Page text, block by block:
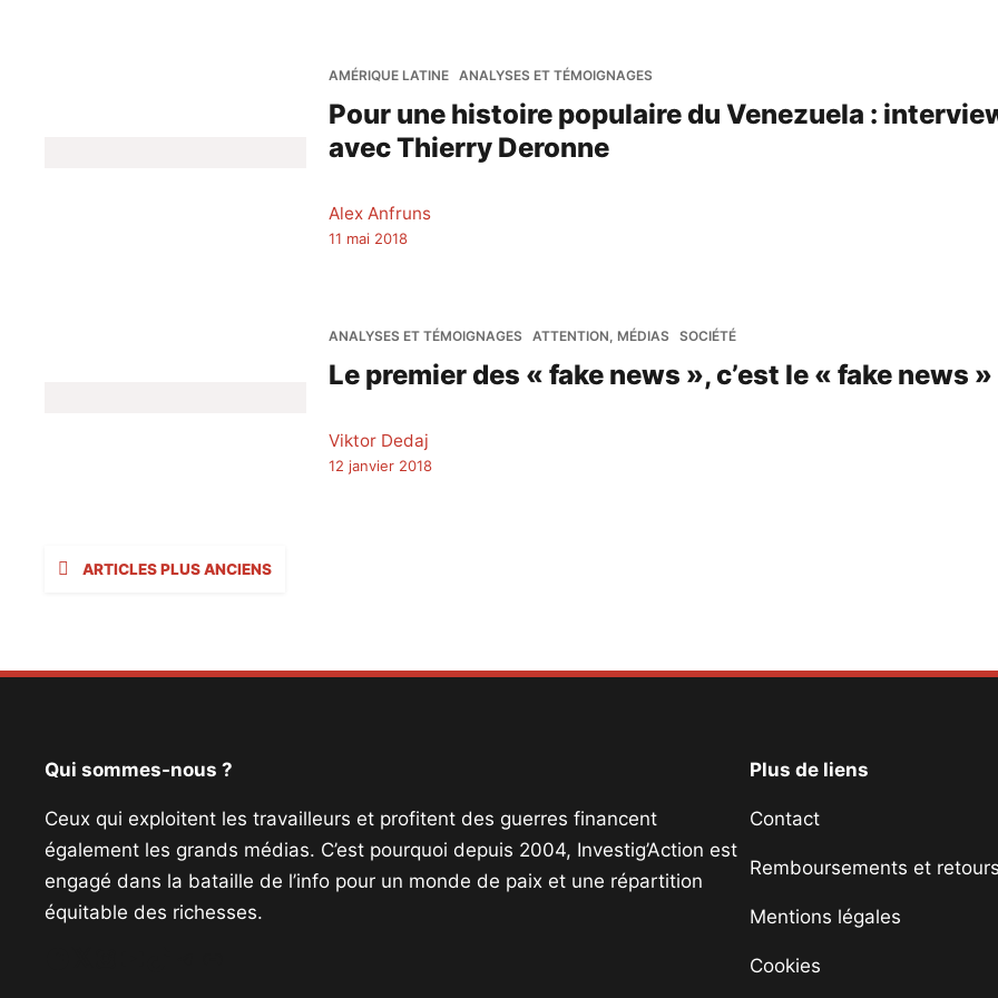
AMÉRIQUE LATINE ANALYSES ET TÉMOIGNAGES
Pour une histoire populaire du Venezuela :
avec Thierry Deronne
Alex Anfruns
11 mai 2018
ANALYSES ET TÉMOIGNAGES ATTENTION, MÉDIAS SOCIÉTÉ
Le premier des « fake news », c’est le « fake news »
Viktor Dedaj
12 janvier 2018
Navigation
ARTICLES PLUS ANCIENS
Qui sommes-nous ?
Ceux qui exploitent les travailleurs et profitent des guerres financent
également les grands médias. C’est pourquoi depuis 2004, Investig’Action est
engagé dans la bataille de l’info pour un monde de paix et une répartition
équitable des richesses.
Plus de liens
Contact
Remboursements et
Mentions légales
Cookies